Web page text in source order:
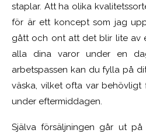
staplar. Att ha olika
för är ett koncept som jag
gått och ont att det blir lite av
alla dina varor under en
arbetspassen kan du fylla på
väska, vilket ofta var
under eftermiddagen.
Själva försäljningen går ut